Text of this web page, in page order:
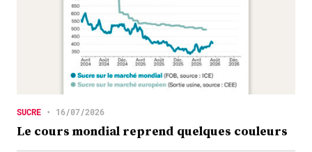
SUCRE • 16/07/2026
Le cours mondial reprend quelques couleurs